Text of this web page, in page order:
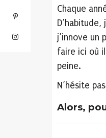
Chaque
j’innove un
faire ici où
peine.
N’hésite
Alors,